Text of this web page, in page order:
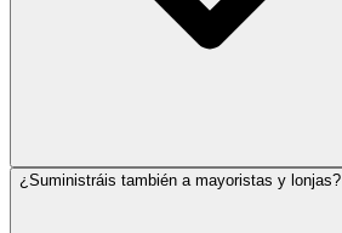
¿Suministráis también a mayoristas y lonjas?